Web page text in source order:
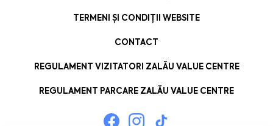
TERMENI ȘI CONDIȚII WEBSITE
CONTACT
REGULAMENT VIZITATORI ZALĂU VALUE CENTRE
REGULAMENT PARCARE ZALĂU VALUE CENTRE